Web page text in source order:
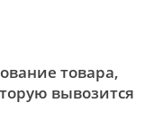
товара,
вывозится